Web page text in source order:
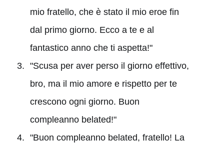
mio fratello, che è stato il mio eroe fin
dal primo giorno. Ecco a te e al
fantastico anno che ti aspetta!"
"Scusa per aver perso il giorno effettivo,
bro, ma il mio amore e rispetto per te
crescono ogni giorno. Buon
compleanno belated!"
"Buon compleanno belated, fratello! La